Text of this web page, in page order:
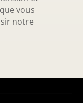
vous
notre